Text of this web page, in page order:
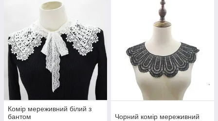
Комір мереживний білий з
бантом
Чорний комір мереживний